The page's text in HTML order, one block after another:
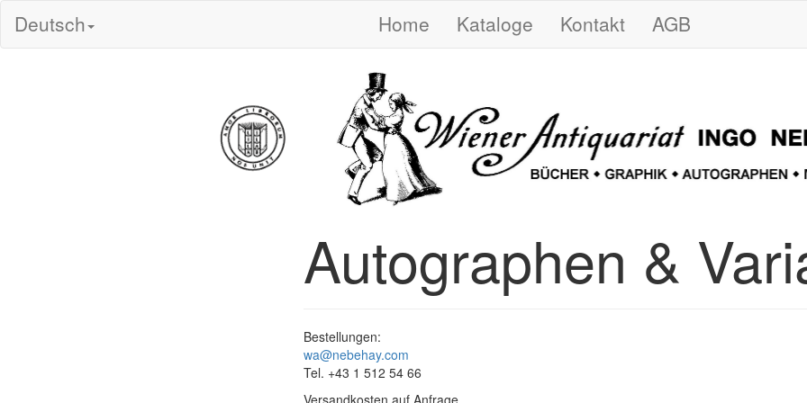
Deutsch Home Kataloge Kontakt AGB
Autographen &
Bestellungen:
wa@nebehay.com
Tel. +43 1 512 54 66
Versandkosten auf Anfrage.